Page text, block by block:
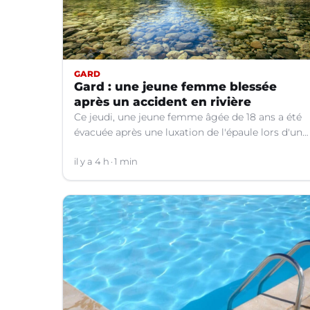
GARD
Gard : une jeune femme blessée
après un accident en rivière
Ce jeudi, une jeune femme âgée de 18 ans a été
évacuée après une luxation de l'épaule lors d'un
Valborgne (Gard).
il y a 4 h 1 min